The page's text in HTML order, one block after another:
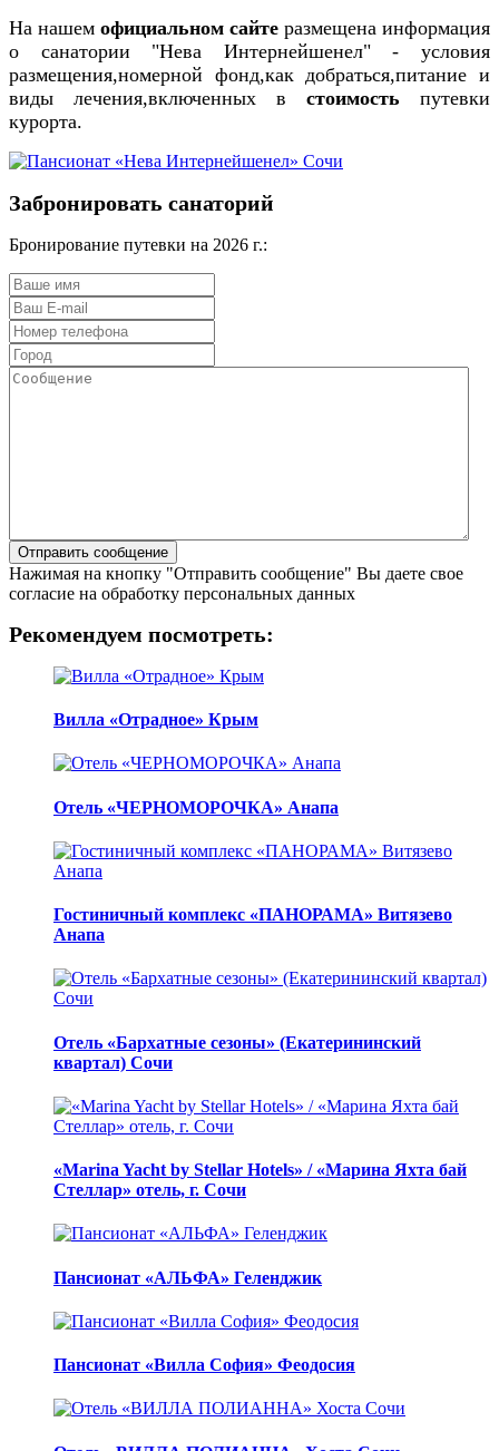
На нашем официальном сайте размещена информация
о санатории "Нева Интернейшенел" - условия
размещения,номерной фонд,как добраться,питание и
виды лечения,включенных в стоимость путевки
курорта.
Забронировать санаторий
Бронирование путевки на 2026 г.:
Нажимая на кнопку "Отправить сообщение" Вы даете свое
согласие на обработку персональных данных
Рекомендуем посмотреть:
Вилла «Отрадное» Крым
Отель «ЧЕРНОМОРОЧКА» Анапа
Гостиничный комплекс «ПАНОРАМА» Витязево
Анапа
Отель «Бархатные сезоны» (Екатерининский
квартал) Сочи
«Marina Yacht by Stellar Hotels» / «Марина Яхта бай
Стеллар» отель, г. Сочи
Пансионат «АЛЬФА» Геленджик
Пансионат «Вилла София» Феодосия